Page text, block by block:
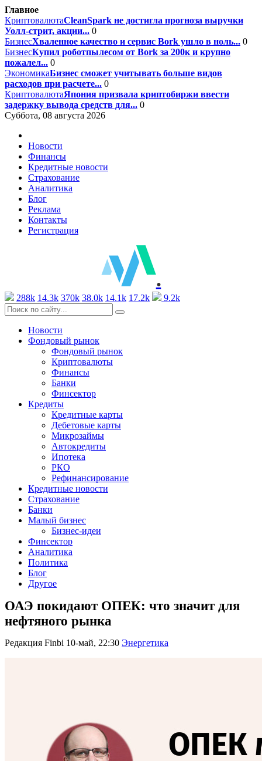
Главное
КриптовалютаCleanSpark не достигла прогноза выручки
Уолл-стрит, акции... 0
БизнесХваленное качество и сервис Bork ушло в ноль... 0
БизнесКупил роботпылесом от Bork за 200к и крупно
пожалел... 0
ЭкономикаБизнес сможет учитывать больше видов
расходов при расчете... 0
КриптовалютаЯпония призвала криптобиржи ввести
задержку вывода средств для... 0
Суббота, 08 августа 2026
Новости
Финансы
Кредитные новости
Страхование
Аналитика
Блог
Реклама
Контакты
Регистрация
.
288k 14.3k 370k 38.0k 14.1k 17.2k 9.2k
Новости
Фондовый рынок
Фондовый рынок
Криптовалюты
Финансы
Банки
Финсектор
Кредиты
Кредитные карты
Дебетовые карты
Микрозаймы
Автокредиты
Ипотека
РКО
Рефинансирование
Кредитные новости
Страхование
Банки
Малый бизнес
Бизнес-идеи
Финсектор
Аналитика
Политика
Блог
Другое
ОАЭ покидают ОПЕК: что значит для
нефтяного рынка
Редакция Finbi 10-май, 22:30 Энергетика